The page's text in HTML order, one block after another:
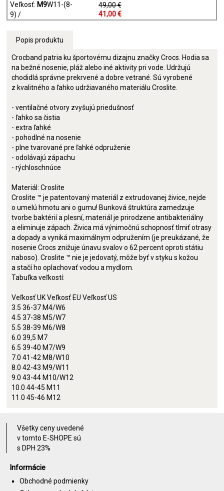
Veľkosť: M9W11-(8-
9) /
49,00 €
41,00 €
Popis produktu
Crocband patria ku športovému dizajnu značky Crocs. Hodia sa
na bežné nosenie, pláž alebo iné aktivity pri vode. Udržujú
chodidlá správne prekrvené a dobre vetrané. Sú vyrobené
z kvalitného a ľahko udržiavaného materiálu Croslite.
- ventilačné otvory zvyšujú priedušnosť
- ľahko sa čistia
- extra ľahké
- pohodlné na nosenie
- plne tvarované pre ľahké odpruženie
- odolávajú zápachu
- rýchloschnúce
Materiál: Croslite
Croslite ™ je patentovaný materiál z extrudovanej živice, nejde
o umelú hmotu ani o gumu! Bunková štruktúra zamedzuje
tvorbe baktérií a plesní, materiál je prirodzene antibakteriálny
a eliminuje zápach. Živica má výnimočnú schopnosť tlmiť otrasy
a dopady a vyniká maximálnym odpružením (je preukázané, že
nosenie Crocs znižuje únavu svalov o 62 percent oproti státiu
naboso). Croslite ™ nie je jedovatý, môže byť v styku s kožou
a stačí ho oplachovať vodou a mydlom.
Tabuľka veľkostí:
Veľkosť UK Veľkosť EU Veľkosť US
3.5 36-37 M4/W6
4.5 37-38 M5/W7
5.5 38-39 M6/W8
6.0 39,5 M7
6.5 39-40 M7/W9
7.0 41-42 M8/W10
8.0 42-43 M9/W11
9.0 43-44 M10/W12
10.0 44-45 M11
11.0 45-46 M12
Všetky ceny uvedené
v tomto E-SHOPE sú
s DPH 23%
Informácie
Obchodné podmienky